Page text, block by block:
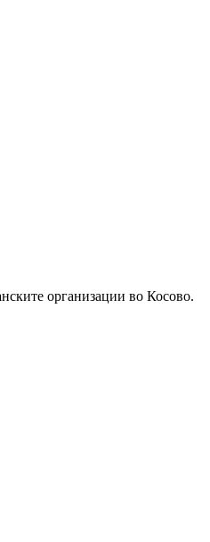
организации во Косово.